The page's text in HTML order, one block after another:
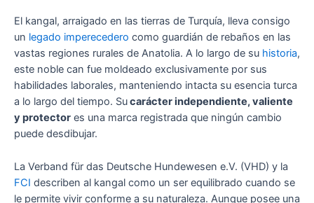
El kangal, arraigado en las tierras de Turquía, lleva consigo
un legado imperecedero como guardián de rebaños en las
vastas regiones rurales de Anatolia. A lo largo de su historia,
este noble can fue moldeado exclusivamente por sus
habilidades laborales, manteniendo intacta su esencia turca
a lo largo del tiempo. Sucarácter independiente, valiente
y protector es una marca registrada que ningún cambio
puede desdibujar.
La Verband für das Deutsche Hundewesen e.V. (VHD) y la
FCI describen al kangal como un ser equilibrado cuando se
le permite vivir conforme a su naturaleza. Aunque posee una